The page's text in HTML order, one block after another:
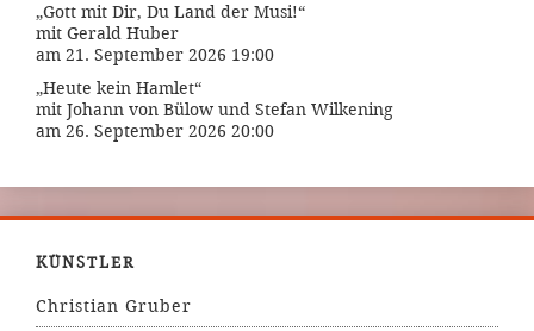
„Gott mit Dir, Du Land der Musi!“
mit Gerald Huber
am 21. September 2026 19:00
„Heute kein Hamlet“
mit Johann von Bülow und Stefan Wilkening
am 26. September 2026 20:00
KÜNSTLER
Christian Gruber